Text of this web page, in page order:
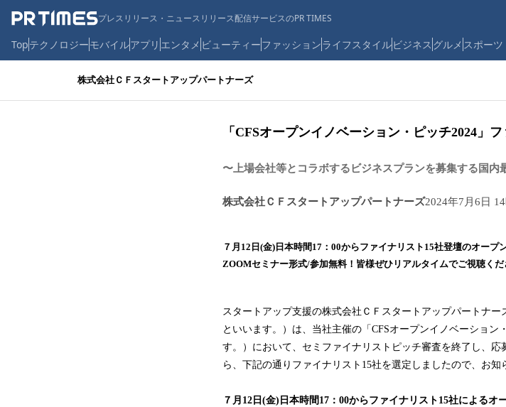
プレスリリース・ニュースリリース配信サービスのPR TIMES
Topテクノロジーモバイルアプリ エンタメ ビューティーファッションライフスタイルビジネス グルメ スポーツ
株式会社ＣＦスタートアップパートナーズ
「CFSオープンイノベーション・ピッチ2024」
〜上場会社等とコラボするビジネスプランを募集する国内
株式会社ＣＦスタートアップパートナーズ2024年7月6日
７月12日(金)日本時間17：00からファイナリスト15社登壇のオープ
ZOOMセミナー形式/参加無料！皆様ぜひリアルタイムでご視聴くだ
スタートアップ支援の株式会社ＣＦスタートアップパートナー
といいます。）は、当社主催の「CFSオープンイノベーション
す。）において、セミファイナリストピッチ審査を終了し、
ら、下記の通りファイナリスト15社を選定しましたので、お知
７月12日(金)日本時間17：00からファイナリスト15社によるオ